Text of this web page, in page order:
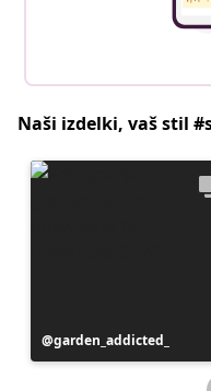
Naši izdelki, vaš stil
Objavo
je
garden_addicted_